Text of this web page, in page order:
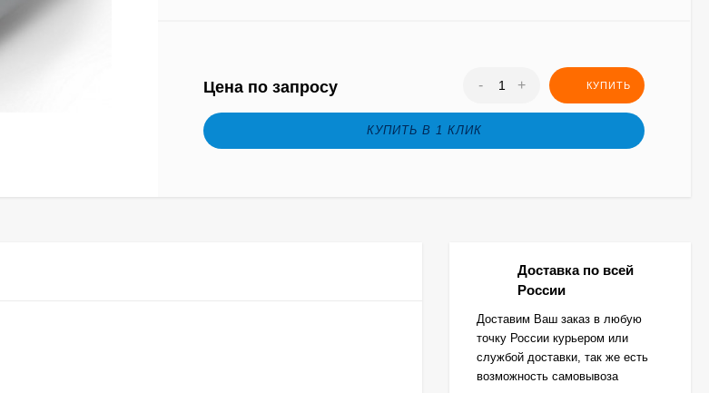
Цена по запросу - + КУПИТЬ
КУПИТЬ В 1 КЛИК
Доставка по всей
России
Доставим Ваш заказ в любую
точку России курьером или
службой доставки, так же есть
возможность самовывоза